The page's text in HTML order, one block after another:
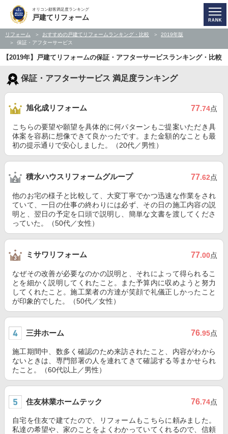
オリコン顧客満足度ランキング
戸建てリフォーム
リフォーム おすすめの戸建てリフォームランキング・比較
2019年版
保証・アフターサービス
【2019年】戸建てリフォームの保証・アフターサービスランキング・比較
保証・アフターサービス 満足度ランキング
旭化成リフォーム 77.74点
こちらの要望や願望を具体的に何パターンもご提案いただき具
体案を容易に想像できて良かったです。また金額的なことも最
初の提示通りで安心しました。（20代／男性）
積水ハウスリフォームグループ 77.62点
他のお宅の様子と比較して、大変丁寧でかつ迅速な作業をされ
ていて、一日の仕事の終わりには必ず、その日の施工内容の説
明と、翌日の予定を口頭で説明し、簡単な文書を渡してくださ
っていた。（50代／女性）
ミサワリフォーム 77.00点
なぜその改善が必要なのかの説明と、それによって得られるこ
とを細かく説明してくれたこと。また予算内に収めようと努力
してくれたこと。施工業者の方達が笑顔で礼儀正しかったこと
が印象的でした。（50代／女性）
三井ホーム 76.95点
施工期間中、数多く確認のため来訪されたこと、内容がわから
ないときは、専門部署の人を連れてきて確認する等まかせられ
たこと。（60代以上／男性）
住友林業ホームテック 76.74点
自宅を住友で建てたので、リフォームもこちらに頼みました。
私達の希望や、家のことをよくわかっていてくれるので、信頼